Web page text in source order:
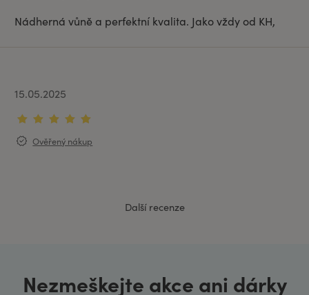
Nádherná vůně a perfektní kvalita. Jako vždy od KH,
15.05.2025
Ověřený nákup
Další recenze
Nezmeškejte akce ani dárky